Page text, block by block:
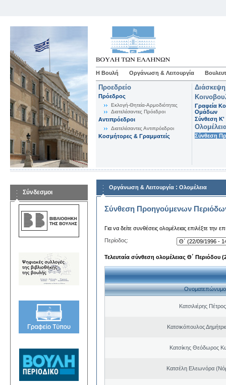
Η Βουλή Οργάνωση & Λειτουργία
Προεδρείο
Πρόεδρος
Εκλογή-Θητεία-Αρμοδιότητες
Διατελέσαντες Πρόεδροι
Αντιπρόεδροι
Διατελέσαντες Αντιπρόεδροι
Κοσμήτορες & Γραμματείς
Γραφεία
Ομάδων
Σύνθεση K'
Σύνθεση
Σύνδεσμοι
Οργάνωση & Λειτουργία : Ολομέλεια
Σύνθεση Προηγούμενων
Για να δείτε συνθέσεις ολομέλειας επιλέξτε την
Περίοδος:
Τελευταία σύνθεση ολομέλειας Θ΄ Περιόδου
Ονοματεπώνυμο
Κατσιλιέρης
Κατσικόπουλος
Κατσίκης Θεόδωρος
Κατσέλη Ελεωνόρα